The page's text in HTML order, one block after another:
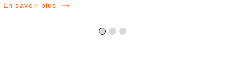
En savoir plus